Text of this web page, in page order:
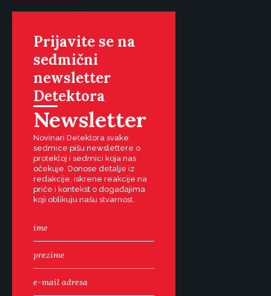
Prijavite se na
sedmični
newsletter
Detektora
Newsletter
Novinari Detektora svake
sedmice pišu newslettere o
protekloj i sedmici koja nas
očekuje. Donose detalje iz
redakcije, iskrene reakcije na
priče i kontekst o događajima
koji oblikuju našu stvarnost.